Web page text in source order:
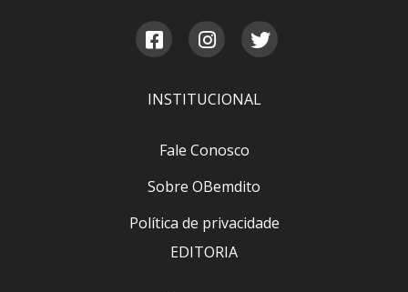
INSTITUCIONAL
Fale Conosco
Sobre OBemdito
Política de privacidade
EDITORIA